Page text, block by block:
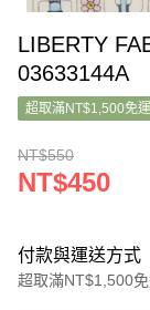
LIBERTY
03633144A
超取滿NT$1,500免運
NT$550
NT$450
付款與運送方式
超取滿NT$1,500